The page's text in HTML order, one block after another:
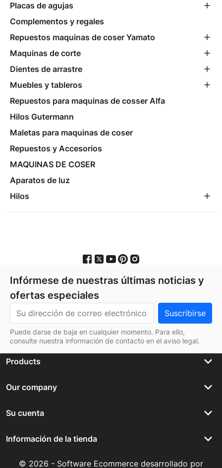
Placas de agujas
Complementos y regales
Repuestos maquinas de coser Yamato
Maquinas de corte
Dientes de arrastre
Muebles y tableros
Repuestos para maquinas de cosser Alfa
Hilos Gutermann
Maletas para maquinas de coser
Repuestos y Accesorios
MAQUINAS DE COSER
Aparatos de luz
Hilos
Infórmese de nuestras últimas noticias y
ofertas especiales
Puede darse de baja en cualquier momento. Para ello,
consulte nuestra información de contacto en el aviso legal.
Products keyboard_arrow_down
Our company keyboard_arrow_down
Su cuenta keyboard_arrow_down
Información de la tienda keyboard_arrow_down
© 2026 - Software Ecommerce desarrollado por